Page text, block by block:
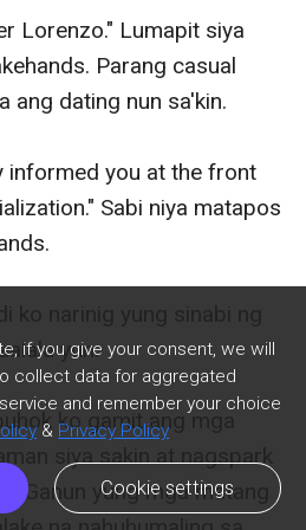
if you give your consent, we will
collect data for aggregated
and remember your choice
& Privacy Policy
Cookie settings
Lorenzo." Lumapit siya
Parang casual
ang dating nun sa'kin.
informed you at the front
Sabi niya matapos
ko narinig yung sinabi ng
yun.
ko gamit ang mga
siya sakin at nagspark
Ganun yung mga matang